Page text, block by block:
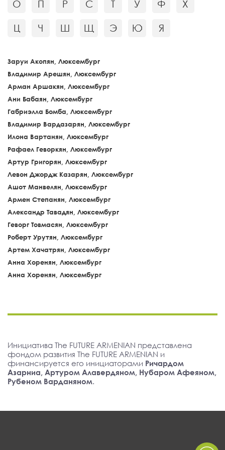
О П Р С Т У Ф Х
Ц Ч Ш Щ Э Ю Я
Заруи Акопян, Люксембург
Владимир Арешян, Люксембург
Арман Аршакян, Люксембург
Ани Бабаян, Люксембург
Габриэлла Бомба, Люксембург
Владимир Вардазарян, Люксембург
Илона Вартанян, Люксембург
Рафаел Геворкян, Люксембург
Артур Григорян, Люксембург
Левон Джордж Казарян, Люксембург
Ашот Манвелян, Люксембург
Армен Степанян, Люксембург
Александр Тавадян, Люксембург
Геворг Товмасян, Люксембург
Роберт Урутян, Люксембург
Артем Хачатрян, Люксембург
Анна Хоренян, Люксембург
Анна Хоренян, Люксембург
Инициатива The FUTURE ARMENIAN представлена
фондом развития The FUTURE ARMENIAN и
финансируется его инициаторами Ричардом
Азарниа, Артуром Алавердяном, Нубаром Афеяном,
Рубеном Варданяном.